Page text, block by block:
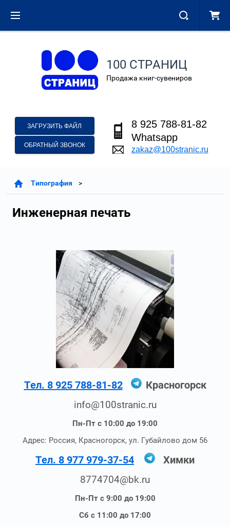
100 СТРАНИЦ
Продажа книг-сувениров
ЗАГРУЗИТЬ ФАЙЛ
ОБРАТНЫЙ ЗВОНОК
8 925 788-81-82
Whatsapp
zakaz@100stranic.ru
Типография
Инженерная печать
Тел. 8 925 788-81-82 Красногорск
info@100stranic.ru
Пн-Пт с 10:00 до 19:00
Адрес: Россия, Красногорск, ул. Губайлово дом 56
Тел. 8 977 979-37-54 Химки
8774704@bk.ru
Пн-Пт с 9:00 до 19:00
Сб с 11:00 до 17:00